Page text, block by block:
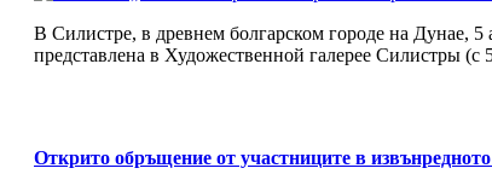
В Силистре, в древнем болгарском городе на Дунае,
представлена в Художественной галерее Силистры (с
Открито обръщение от участниците в